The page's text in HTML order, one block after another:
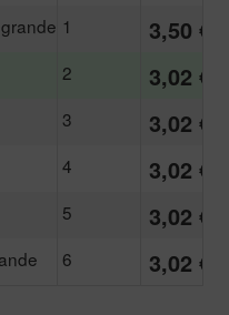
1 3,50 €
2 3,02 €
3 3,02 €
4 3,02 €
5 3,02 €
6 3,02 €